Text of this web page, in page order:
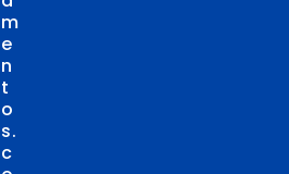
m
e
n
t
o
s.
c